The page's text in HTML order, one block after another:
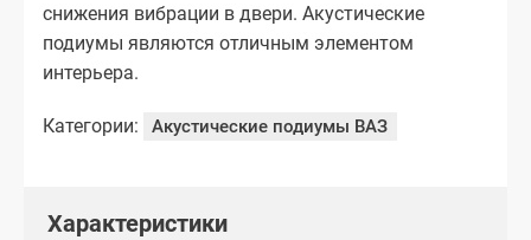
снижения вибрации в двери. Акустические
подиумы являются отличным элементом
интерьера.
Категории: Акустические подиумы ВАЗ
Характеристики